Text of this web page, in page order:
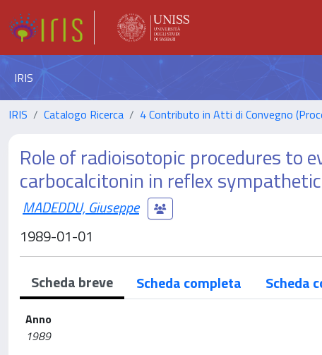
IRIS
IRIS Catalogo Ricerca 4 Contributo in Atti di Convegno
Role of radioisotopic procedures to
carbocalcitonin in reflex
MADEDDU, Giuseppe
1989-01-01
Scheda breve Scheda completa Scheda
Anno
1989